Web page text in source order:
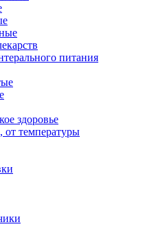
питания
здоровье
температуры